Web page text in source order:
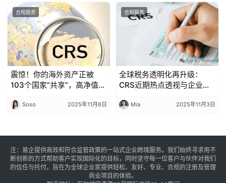
合规服务
震惊！你的海外资产正被
103个国家“共享”，高净值人
Soso 2025年11月6日
合规服务
全球税务透明化再升级：
CRS近期热点透视与企业的
Mia 2025年11月3日
注：易企提供高效和符合监管政策的一站式企业跨境服务。我们始终寻求用不
断创新的方式帮助客户实现国际化的目标，同时坚守每一位客户与伙伴对我们
的信任与托付。旨在为全球企业家提供轻松、友好、专业、合规的注册及管理
商业项目的体验。